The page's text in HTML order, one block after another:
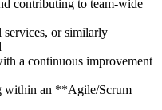
contributing to team-wide
or similarly
a continuous improvement
within an **Agile/Scrum